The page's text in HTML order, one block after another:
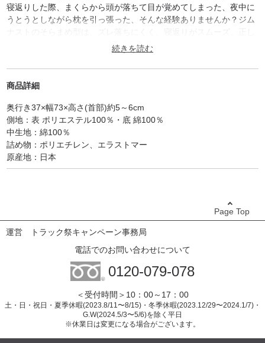
寝返りした際、まくらから頭が落ちて目が覚めてしまった、夜中に
うとうとしながら枕を引っ張った、そんな経験ありませんか？ジム
い姿勢が保てて、朝までぐっすりです。
【6つの部屋と4種の素材】
中材は、頭部の位置や動き方に合わせて、6つの部屋に別れてお
群れを防ぐ、球体のミニコルマビーズ、首を圧迫せずやさしく支え
るエラストマーパイプ、横向きに眠る時に必要な高さを出すナチュ
ラルパイプ、寝返りをサポートするエラストマーコルマ。
日本人には日本人の体形にピッタリ合ったモノを、という想いで、
120以上の試作と48種類の素材を吟味し、2年の歳月を経て開発し
ました。
理想的な枕の高さは、体型や首のカーブの深さによって変わりま
す。中材を増やしたり減らしたりする事で、自分の好きな場所を好
きな高さにカスタマイズできるので、ご自身にぴったりな状態に調
【丸洗いが出来て清潔】
ヒトは寝ている間にコップ1杯の汗をかきます。特に頭は温度が高
く、蒸れやすい部分。ジムナストプラスは丸洗い可能で、臭いや
菌・ダニなどの心配がなく、長く清潔にご使用いただけます。
商品詳細
奥行き37×幅73×高さ(首部)約5～6cm
側地：表 ポリエステル100％・底 綿100％
中生地：綿100％
詰め物：ポリエチレン、エラストマー
原産地：日本
Page Top
運営 トラック祭キャンペーン事務局
電話でのお問い合わせについて
0120-079-078
＜受付時間＞10：00～17：00
土・日・祝日・夏季休暇(2023.8/11〜8/15)・冬季休暇(2023.12/29〜2024.1/7)・
G.W(2024.5/3〜5/6)を除く平日
※休業日は変更になる場合がございます。